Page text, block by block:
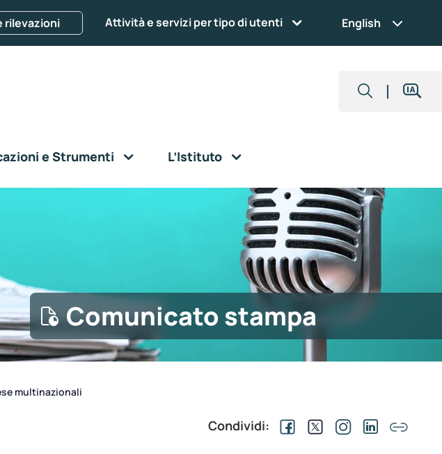
rilevazioni Attività e servizi per tipo di utenti English
e Strumenti L’Istituto
Comunicato stampa
multinazionali
Condividi: